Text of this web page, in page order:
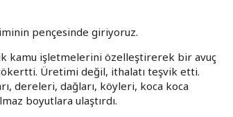
pençesinde giriyoruz.
kamu işletmelerini özelleştirerek bir avuç
Üretimi değil, ithalatı teşvik etti.
dereleri, dağları, köyleri, koca koca
boyutlara ulaştırdı.